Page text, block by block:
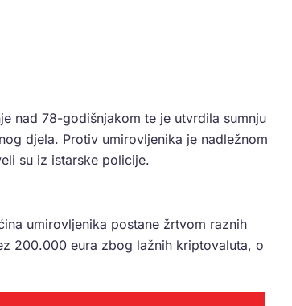
nad 78-godišnjakom te je utvrdila sumnju
djela. Protiv umirovljenika je nadležnom
su iz istarske policije.
umirovljenika postane žrtvom raznih
200.000 eura zbog lažnih kriptovaluta, o